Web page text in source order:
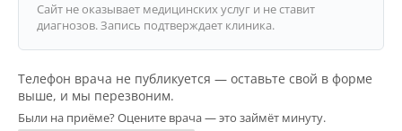
Сайт не оказывает медицинских услуг и не ставит
диагнозов. Запись подтверждает клиника.
Телефон врача не публикуется — оставьте свой в форме
выше, и мы перезвоним.
Были на приёме? Оцените врача — это займёт минуту.